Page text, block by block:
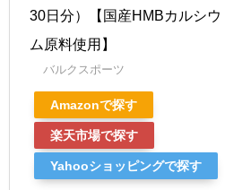
30日分）【国産HMBカルシウ
ム原料使用】
バルクスポーツ
Amazonで探す
楽天市場で探す
Yahooショッピングで探す